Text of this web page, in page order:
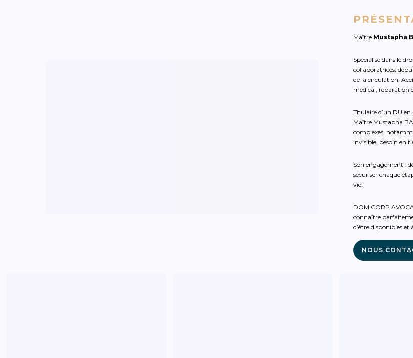
Maître Mustapha
Spécialisé dans le
collaboratrices,
de la circulation,
médical, réparation
Titulaire d’un DU
Maître Mustapha
complexes,
invisible, besoin en
Son engagement :
sécuriser chaque
vie.
DOM CORP
connaître
d’être disponibles et
NOUS